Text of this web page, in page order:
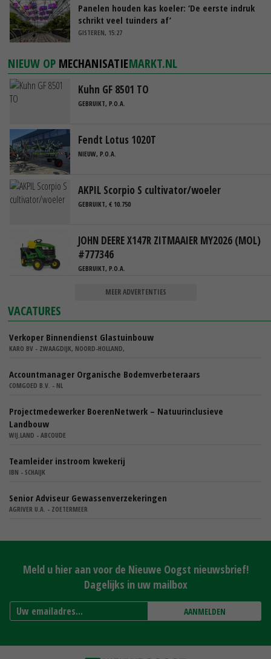
Panelen houden kas koeler: ‘De eerste indruk
schrikt veel tuinders af’
GISTEREN, 15:27
NIEUW OP MECHANISATIEMARKT.NL
Kuhn GF 8501 TO
GEBRUIKT, P.O.A.
Fendt Lotus 1020T
NIEUW, P.O.A.
AKPIL Scorpio S cultivator/woeler
GEBRUIKT, € 10.750
JOHN DEERE X147R ZITMAAIER MY2026 (MOL)
#777346
GEBRUIKT, P.O.A.
MEER ADVERTENTIES
VACATURES
Verkoper Binnendienst Glastuinbouw
KARO BV - ZWAAGDIJK, NOORD-HOLLAND,
Accountmanager Organische Bodemverbeteraars
COMGOED B.V. - NL
Projectmedewerker BoerenNetwerk – Natuurinclusieve
Landbouw
WIJ.LAND - ABCOUDE
Teamleider instroom kwekerij
IBN - SCHAIJK
Senior Adviseur Gewassenverzekeringen
AGRIVER U.A. - ZOETERMEER
Meld u hier aan voor de Nieuwe Oogst nieuwsbrief!
Dagelijks in uw mailbox
AANMELDEN